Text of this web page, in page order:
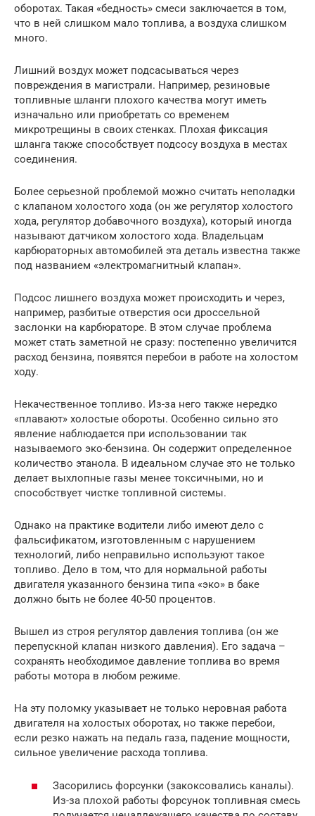
оборотах. Такая «бедность» смеси заключается в том,
что в ней слишком мало топлива, а воздуха слишком
много.
Лишний воздух может подсасываться через
повреждения в магистрали. Например, резиновые
топливные шланги плохого качества могут иметь
изначально или приобретать со временем
микротрещины в своих стенках. Плохая фиксация
шланга также способствует подсосу воздуха в местах
соединения.
Более серьезной проблемой можно считать неполадки
с клапаном холостого хода (он же регулятор холостого
хода, регулятор добавочного воздуха), который иногда
называют датчиком холостого хода. Владельцам
карбюраторных автомобилей эта деталь известна также
под названием «электромагнитный клапан».
Подсос лишнего воздуха может происходить и через,
например, разбитые отверстия оси дроссельной
заслонки на карбюраторе. В этом случае проблема
может стать заметной не сразу: постепенно увеличится
расход бензина, появятся перебои в работе на холостом
ходу.
Некачественное топливо. Из-за него также нередко
«плавают» холостые обороты. Особенно сильно это
явление наблюдается при использовании так
называемого эко-бензина. Он содержит определенное
количество этанола. В идеальном случае это не только
делает выхлопные газы менее токсичными, но и
способствует чистке топливной системы.
Однако на практике водители либо имеют дело с
фальсификатом, изготовленным с нарушением
технологий, либо неправильно используют такое
топливо. Дело в том, что для нормальной работы
двигателя указанного бензина типа «эко» в баке
должно быть не более 40-50 процентов.
Вышел из строя регулятор давления топлива (он же
перепускной клапан низкого давления). Его задача –
сохранять необходимое давление топлива во время
работы мотора в любом режиме.
На эту поломку указывает не только неровная работа
двигателя на холостых оборотах, но также перебои,
если резко нажать на педаль газа, падение мощности,
сильное увеличение расхода топлива.
Засорились форсунки (закоксовались каналы).
Из-за плохой работы форсунок топливная смесь